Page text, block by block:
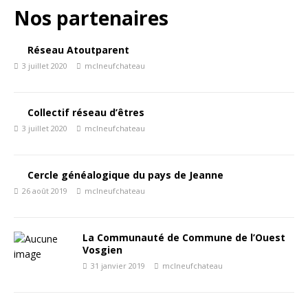
Nos partenaires
Réseau Atoutparent
3 juillet 2020 mclneufchateau
Collectif réseau d’êtres
3 juillet 2020 mclneufchateau
Cercle généalogique du pays de Jeanne
26 août 2019 mclneufchateau
La Communauté de Commune de l’Ouest
Vosgien
31 janvier 2019 mclneufchateau